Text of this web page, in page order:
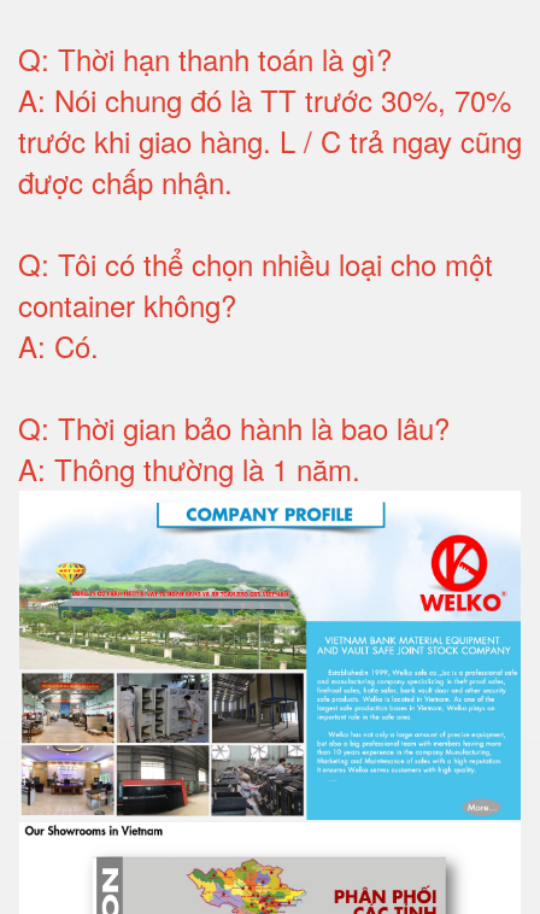
Q: Thời hạn thanh toán là gì?
A: Nói chung đó là TT trước 30%, 70%
trước khi giao hàng. L / C trả ngay cũng
được chấp nhận.
Q: Tôi có thể chọn nhiều loại cho một
container không?
A: Có.
Q: Thời gian bảo hành là bao lâu?
A: Thông thường là 1 năm.